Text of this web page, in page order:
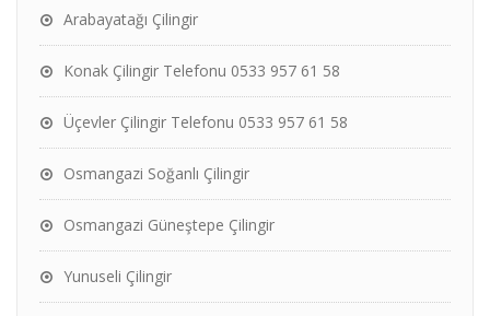
Arabayatağı Çilingir
Konak Çilingir Telefonu 0533 957 61 58
Üçevler Çilingir Telefonu 0533 957 61 58
Osmangazi Soğanlı Çilingir
Osmangazi Güneştepe Çilingir
Yunuseli Çilingir